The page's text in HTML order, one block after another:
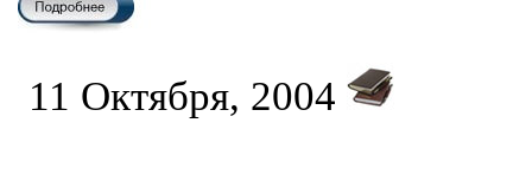
11 Октября, 2004